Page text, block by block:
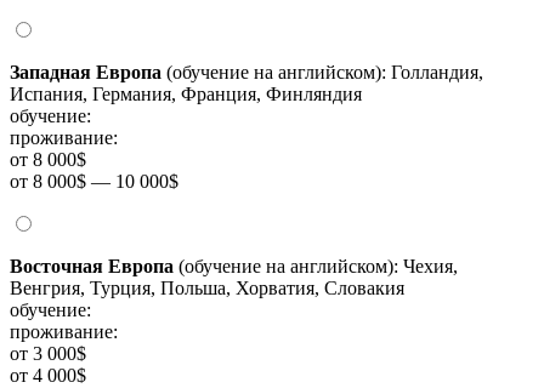
Западная Европа (обучение на английском): Голландия,
Испания, Германия, Франция, Финляндия
обучение:
проживание:
от 8 000$
от 8 000$ — 10 000$
Восточная Европа (обучение на английском): Чехия,
Венгрия, Турция, Польша, Хорватия, Словакия
обучение:
проживание:
от 3 000$
от 4 000$